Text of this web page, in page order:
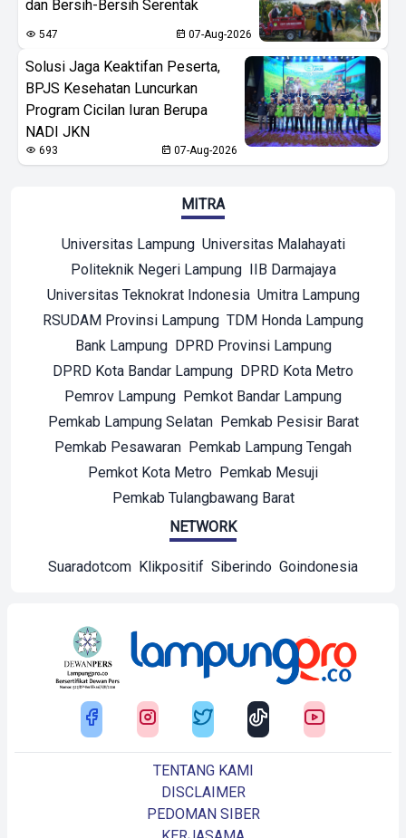
dan Bersih-Bersih Serentak
547 07-Aug-2026
Solusi Jaga Keaktifan Peserta,
BPJS Kesehatan Luncurkan
Program Cicilan Iuran Berupa
NADI JKN
693 07-Aug-2026
MITRA
Universitas Lampung Universitas Malahayati
Politeknik Negeri Lampung IIB Darmajaya
Universitas Teknokrat Indonesia Umitra Lampung
RSUDAM Provinsi Lampung TDM Honda Lampung
Bank Lampung DPRD Provinsi Lampung
DPRD Kota Bandar Lampung DPRD Kota Metro
Pemrov Lampung Pemkot Bandar Lampung
Pemkab Lampung Selatan Pemkab Pesisir Barat
Pemkab Pesawaran Pemkab Lampung Tengah
Pemkot Kota Metro Pemkab Mesuji
Pemkab Tulangbawang Barat
NETWORK
Suaradotcom Klikpositif Siberindo Goindonesia
TENTANG KAMI
DISCLAIMER
PEDOMAN SIBER